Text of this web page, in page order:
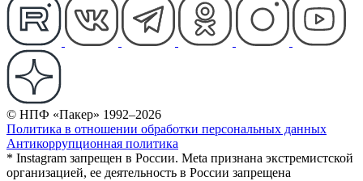
© НПФ «Пакер» 1992–2026
Политика в отношении обработки персональных данных
Антикоррупционная политика
* Instagram запрещен в России. Meta признана экстремистской
организацией, ее деятельность в России запрещена